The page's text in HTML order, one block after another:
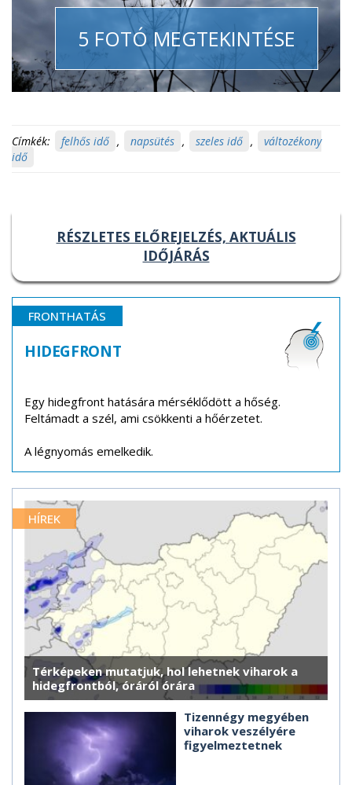
5 FOTÓ MEGTEKINTÉSE
Címkék: felhős idő , napsütés , szeles idő ,
változékony
idő
RÉSZLETES ELŐREJELZÉS, AKTUÁLIS
IDŐJÁRÁS
FRONTHATÁS
HIDEGFRONT
Egy hidegfront hatására mérséklődött a hőség.
Feltámadt a szél, ami csökkenti a hőérzetet.
A légnyomás emelkedik.
HÍREK
Térképeken mutatjuk, hol lehetnek viharok a
hidegfrontból, óráról órára
Tizennégy megyében
viharok veszélyére
figyelmeztetnek